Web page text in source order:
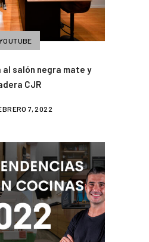
salón negra mate y
CJR
7, 2022